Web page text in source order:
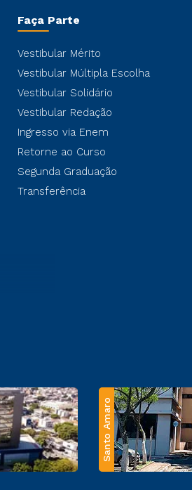
Faça Parte
Vestibular Mérito
Vestibular Múltipla Escolha
Vestibular Solidário
Vestibular Redação
Ingresso via Enem
Retorne ao Curso
Segunda Graduação
Transferência
Santo Amaro